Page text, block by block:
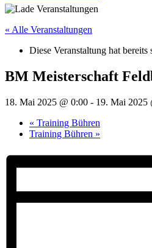
« Alle Veranstaltungen
Diese Veranstaltung hat bereits
BM Meisterschaft
18. Mai 2025 @ 0:00 - 19. Mai 2025
« Training Bühren
Training Bühren »